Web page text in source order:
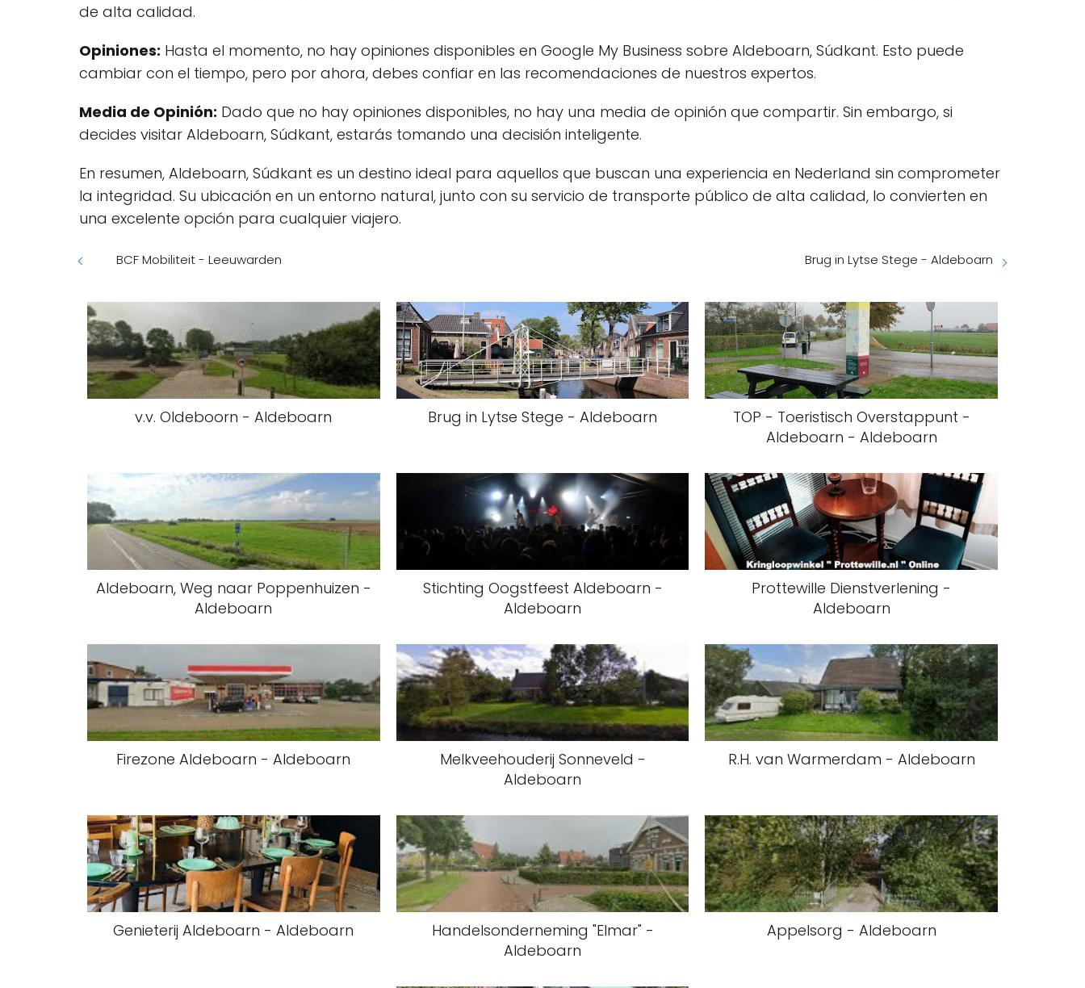
de alta calidad.
Opiniones: Hasta el momento, no hay opiniones disponibles en Google My Business sobre Aldeboarn, Súdkant. Esto puede
cambiar con el tiempo, pero por ahora, debes confiar en las recomendaciones de nuestros expertos.
Media de Opinión: Dado que no hay opiniones disponibles, no hay una media de opinión que compartir. Sin embargo, si
decides visitar Aldeboarn, Súdkant, estarás tomando una decisión inteligente.
En resumen, Aldeboarn, Súdkant es un destino ideal para aquellos que buscan una experiencia en Nederland sin comprometer
la integridad. Su ubicación en un entorno natural, junto con su servicio de transporte público de alta calidad, lo convierten en
una excelente opción para cualquier viajero.
BCF Mobiliteit - Leeuwarden Brug in Lytse Stege - Aldeboarn
v.v. Oldeboorn - Aldeboarn Brug in Lytse Stege - Aldeboarn
TOP - Toeristisch Overstappunt -
Aldeboarn - Aldeboarn
Aldeboarn, Weg naar Poppenhuizen -
Aldeboarn
Stichting Oogstfeest Aldeboarn -
Aldeboarn
Prottewille Dienstverlening -
Aldeboarn
Firezone Aldeboarn - Aldeboarn
Melkveehouderij Sonneveld -
Aldeboarn
R.H. van Warmerdam - Aldeboarn
Genieterij Aldeboarn - Aldeboarn
Handelsonderneming "Elmar" -
Aldeboarn
Appelsorg - Aldeboarn